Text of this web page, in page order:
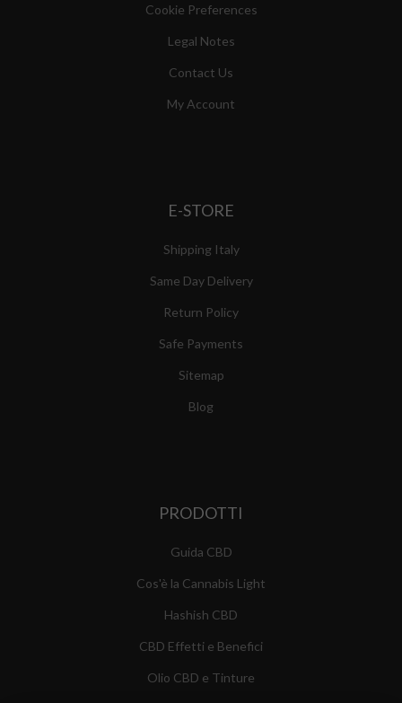
Cookie Preferences
Legal Notes
Contact Us
My Account
E-STORE
Shipping Italy
Same Day Delivery
Return Policy
Safe Payments
Sitemap
Blog
PRODOTTI
Guida CBD
Cos'è la Cannabis Light
Hashish CBD
CBD Effetti e Benefici
Olio CBD e Tinture